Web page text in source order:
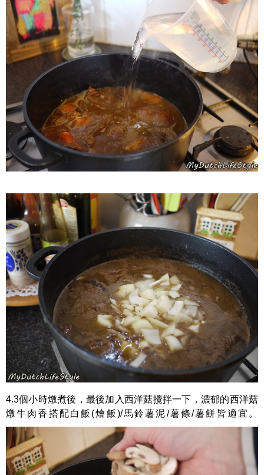
4.3個小時燉煮後，最後加入西洋菇攪拌一下，濃郁的西洋菇
燉牛肉香搭配白飯(燴飯)/馬鈴薯泥/薯條/薯餅皆適宜。